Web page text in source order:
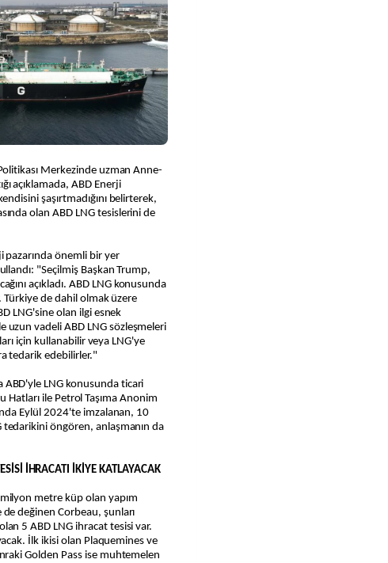
Merkezinde uzman Anne-
açıklamada, ABD Enerji
şaşırtmadığını belirterek,
olan ABD LNG tesislerini de
pazarında önemli bir yer
"Seçilmiş Başkan Trump,
açıkladı. ABD LNG konusunda
Türkiye de dahil olmak üzere
LNG'sine olan ilgi esnek
uzun vadeli ABD LNG sözleşmeleri
için kullanabilir veya LNG'ye
tedarik edebilirler."
LNG konusunda ticari
ile Petrol Taşıma Anonim
Eylül 2024'te imzalanan, 10
öngören, anlaşmanın da
İHRACATI İKİYE KATLAYACAK
metre küp olan yapım
değinen Corbeau, şunları
5 ABD LNG ihracat tesisi var.
İlk ikisi olan Plaquemines ve
Golden Pass ise muhtemelen